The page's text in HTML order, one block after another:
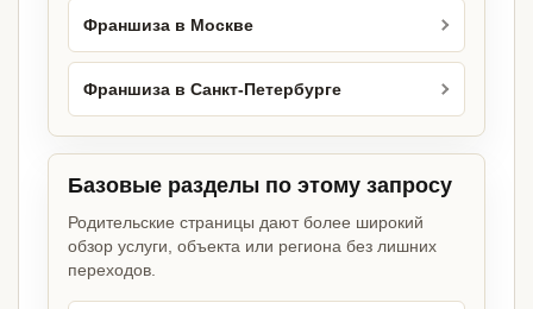
Франшиза в Москве
Франшиза в Санкт-Петербурге
Базовые разделы по этому запросу
Родительские страницы дают более широкий
обзор услуги, объекта или региона без лишних
переходов.